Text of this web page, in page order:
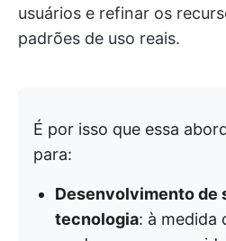
usuários e refinar os
padrões de uso reais.
É por isso que essa
para:
Desenvolvimento de
tecnologia: à medida